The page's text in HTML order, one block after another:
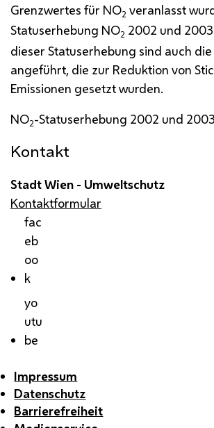
Grenzwertes für NO2 veranlasst
Statuserhebung NO2 2002 und
dieser Statuserhebung sind auch
angeführt, die zur Reduktion von
Emissionen gesetzt wurden.
NO2-Statuserhebung 2002 und
Kontakt
Stadt Wien - Umweltschutz
Kontaktformular
fac
eb
oo
k
yo
utu
be
Impressum
Datenschutz
Barrierefreiheit